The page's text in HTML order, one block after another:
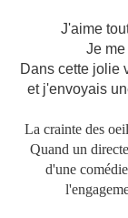
J'aime
Je
Dans cette jolie
et j'envoyais
La crainte des
Quand un
d'une